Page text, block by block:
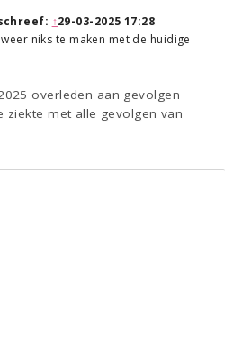
↑29-03-2025 17:28
niks te maken met de huidige
overleden aan gevolgen
ziekte met alle gevolgen van